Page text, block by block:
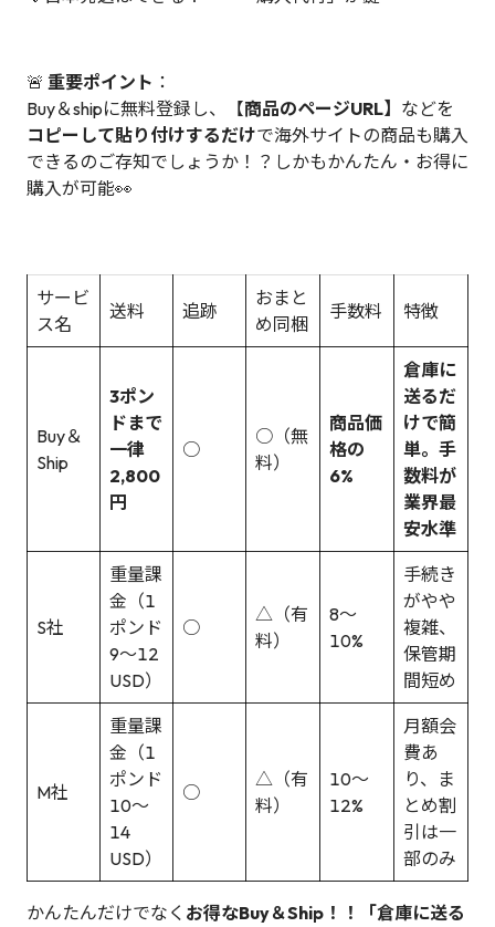
🚨 重要ポイント ：
Buy＆shipに無料登録し、【商品のページURL】 などを
コピーして貼り付けするだけで海外サイトの商品も購入
できるのご存知でしょうか！？しかもかんたん・お得に
購入が可能👀
サービ
ス名
送料 追跡
おまと
め同梱
手数料 特徴
Buy＆
Ship
3ポン
ドまで
一律
2,800
円
○
○（無
料）
商品価
格の
6%
倉庫に
送るだ
けで簡
単。手
数料が
業界最
安水準
S社
重量課
金（1
ポンド
9～12
USD）
○
△（有
料）
8〜
10%
手続き
がやや
複雑、
保管期
間短め
M社
重量課
金（1
ポンド
10～
14
USD）
○
△（有
料）
10〜
12%
月額会
費あ
り、ま
とめ割
引は一
部のみ
かんたんだけでなく お得なBuy＆Ship！！「倉庫に送る